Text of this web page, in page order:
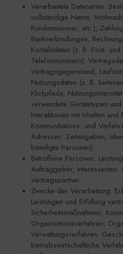
Verarbeitete Datenarten:
vollständige Name,
Kundennummer, etc.);
Bankverbindungen,
Kontaktdaten (z. B. Post-
Telefonnummern);
Vertragsgegenstand,
Nutzungsdaten (z. B.
Klickpfade,
verwendete Gerätetypen
Interaktionen mit Inhalten und
Kommunikations- und
Adressen, Zeitangaben,
beteiligte Personen).
Betroffene Personen:
Auftraggeber; Interessenten.
Vertragspartner.
Zwecke der Verarbeitung:
Leistungen und Erfüllung
Sicherheitsmaßnahmen;
Organisationsverfahren;
Verwaltungsverfahren.
betriebswirtschaftliche